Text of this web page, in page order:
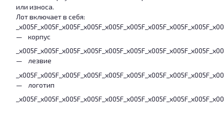
или износа.
Лот включает в себя:
корпус
лезвие
логотип